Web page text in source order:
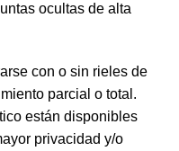
ocultas de alta
con o sin rieles de
parcial o total.
están disponibles
privacidad y/o